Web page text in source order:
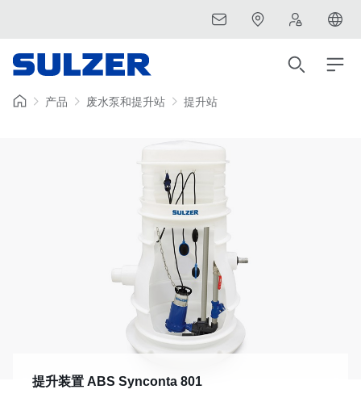
产品 废水泵和提升站 提升站
提升装置 ABS Synconta 801